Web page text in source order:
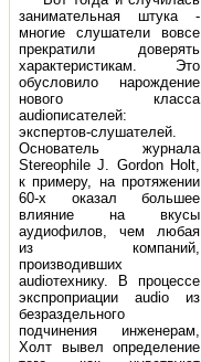
занимательная штука -
многие слушатели вовсе
прекратили доверять
характеристикам. Это
обусловило нарождение
нового класса
audioписателей:
экспертов-слушателей.
Основатель журнала
Stereophile J. Gordon Holt,
к примеру, на протяжении
60-х оказал большее
влияние на вкусы
аудиофилов, чем любая
из компаний,
производивших
audioтехнику. В процессе
экспроприации audio из
безраздельного
подчинения инженерам,
Холт вывел определение